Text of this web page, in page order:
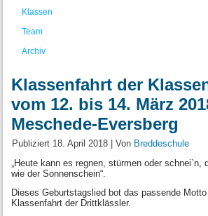
Klassen
Team
Archiv
Klassenfahrt der
vom 12. bis 14. März
Meschede-Eversberg
Publiziert 18. April 2018 |Von Breddeschule
„Heute kann es regnen, stürmen oder schnei`n,
wie der Sonnenschein“.
Dieses Geburtstagslied bot das passende
Klassenfahrt der Drittklässler.